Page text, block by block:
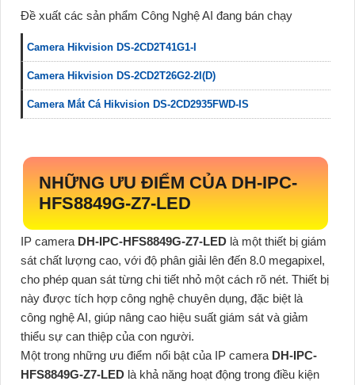
Đề xuất các sản phẩm Công Nghệ AI đang bán chạy
Camera Hikvision DS-2CD2T41G1-I
Camera Hikvision DS-2CD2T26G2-2I(D)
Camera Mắt Cá Hikvision DS-2CD2935FWD-IS
NHỮNG ƯU ĐIỂM CỦA DH-IPC-
HFS8849G-Z7-LED
IP camera DH-IPC-HFS8849G-Z7-LED là một thiết bị giám
sát chất lượng cao, với độ phân giải lên đến 8.0 megapixel,
cho phép quan sát từng chi tiết nhỏ một cách rõ nét. Thiết bị
này được tích hợp công nghệ chuyên dụng, đặc biệt là
công nghệ AI, giúp nâng cao hiệu suất giám sát và giảm
thiểu sự can thiệp của con người.
Một trong những ưu điểm nổi bật của IP camera DH-IPC-
HFS8849G-Z7-LED là khả năng hoạt động trong điều kiện